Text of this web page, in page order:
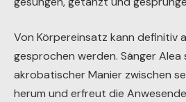
Von Körpereinsatz kann definitiv
gesprochen werden. Sänger
akrobatischer Manier zwischen
herum und erfreut die